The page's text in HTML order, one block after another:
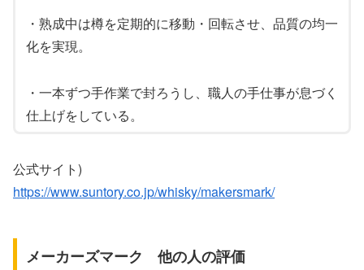
・熟成中は樽を定期的に移動・回転させ、品質の均一
化を実現。
・一本ずつ手作業で封ろうし、職人の手仕事が息づく
仕上げをしている。
公式サイト)
https://www.suntory.co.jp/whisky/makersmark/
メーカーズマーク 他の人の評価